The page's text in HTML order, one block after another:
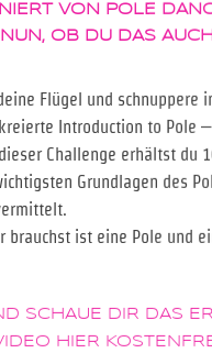
VON POLE
OB DU DAS
Flügel und schnuppere
Introduction to Pole –
Challenge erhältst du
Grundlagen des
brauchst ist eine Pole und
SCHAUE DIR DAS
HIER